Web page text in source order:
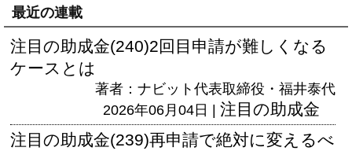
最近の連載
注目の助成金(240)2回目申請が難しくなる
ケースとは
著者：ナビット代表取締役・福井泰代
2026年06月04日 | 注目の助成金
注目の助成金(239)再申請で絶対に変えるべ